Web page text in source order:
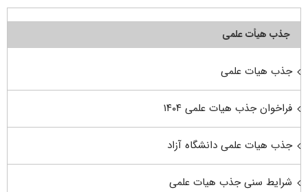
جذب هیأت علمی
جذب هیات علمی
فراخوان جذب هیات علمی ۱۴۰۴
جذب هیات علمی دانشگاه آزاد
شرایط سنی جذب هیات علمی